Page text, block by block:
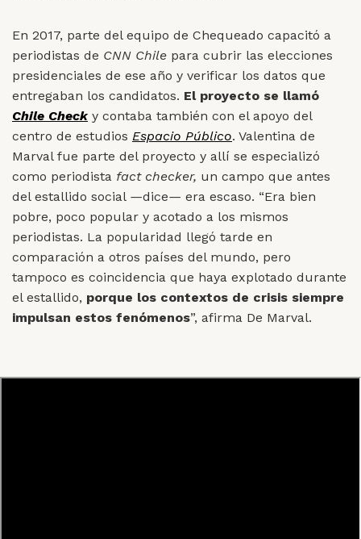
En 2017, parte del equipo de Chequeado capacitó a
periodistas de CNN Chile para cubrir las elecciones
presidenciales de ese año y verificar los datos que
entregaban los candidatos. El proyecto se llamó
Chile Check y contaba también con el apoyo del
centro de estudios Espacio Público. Valentina de
Marval fue parte del proyecto y allí se especializó
como periodista fact checker, un campo que antes
del estallido social —dice— era escaso. “Era bien
pobre, poco popular y acotado a los mismos
periodistas. La popularidad llegó tarde en
comparación a otros países del mundo, pero
tampoco es coincidencia que haya explotado durante
el estallido, porque los contextos de crisis siempre
impulsan estos fenómenos”, afirma De Marval.